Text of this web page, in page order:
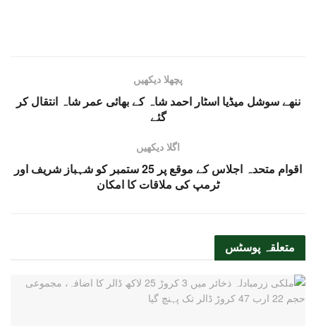
پچھلا دیکھیں
ننھے سوشل میڈیا اسٹار احمد شاہ کے بھائی عمر شاہ انتقال کر
گئے
اگلا دیکھیں
اقوام متحدہ اجلاس کے موقع پر 25 ستمبر کو شہباز شریف اور
ٹرمپ کی ملاقات کا امکان
متعلقہ پوسٹس